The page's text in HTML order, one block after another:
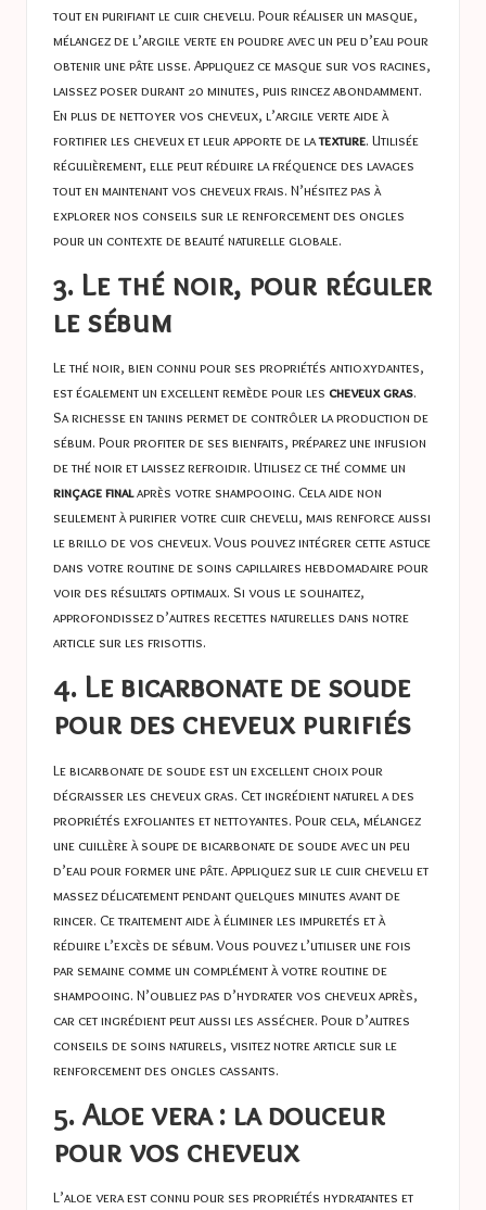
tout en purifiant le cuir chevelu. Pour réaliser un masque,
mélangez de l’argile verte en poudre avec un peu d’eau pour
obtenir une pâte lisse. Appliquez ce masque sur vos racines,
laissez poser durant 20 minutes, puis rincez abondamment.
En plus de nettoyer vos cheveux, l’argile verte aide à
fortifier les cheveux et leur apporte de latexture. Utilisée
régulièrement, elle peut réduire la fréquence des lavages
tout en maintenant vos cheveux frais. N’hésitez pas à
explorer nos conseils sur le renforcement des ongles
pour un contexte de beauté naturelle globale.
3. Le thé noir, pour réguler
le sébum
Le thé noir, bien connu pour ses propriétés antioxydantes,
est également un excellent remède pour les cheveux gras.
Sa richesse en tanins permet de contrôler la production de
sébum. Pour profiter de ses bienfaits, préparez une infusion
de thé noir et laissez refroidir. Utilisez ce thé comme un
rinçage finalaprès votre shampooing. Cela aide non
seulement à purifier votre cuir chevelu, mais renforce aussi
le brillo de vos cheveux. Vous pouvez intégrer cette astuce
dans votre routine de soins capillaires hebdomadaire pour
voir des résultats optimaux. Si vous le souhaitez,
approfondissez d’autres recettes naturelles dans notre
article surles frisottis.
4. Le bicarbonate de soude
pour des cheveux purifiés
Le bicarbonate de soude est un excellent choix pour
dégraisser les cheveux gras. Cet ingrédient naturel a des
propriétés exfoliantes et nettoyantes. Pour cela, mélangez
une cuillère à soupe de bicarbonate de soude avec un peu
d’eau pour former une pâte. Appliquez sur le cuir chevelu et
massez délicatement pendant quelques minutes avant de
rincer. Ce traitement aide à éliminer les impuretés et à
réduire l’excès de sébum. Vous pouvez l’utiliser une fois
par semaine comme un complément à votre routine de
shampooing. N’oubliez pas d’hydrater vos cheveux après,
car cet ingrédient peut aussi les assécher. Pour d’autres
conseils de soins naturels, visitez notre article sur le
renforcement des ongles cassants.
5. Aloe vera : la douceur
pour vos cheveux
L’aloe vera est connu pour ses propriétés hydratantes et